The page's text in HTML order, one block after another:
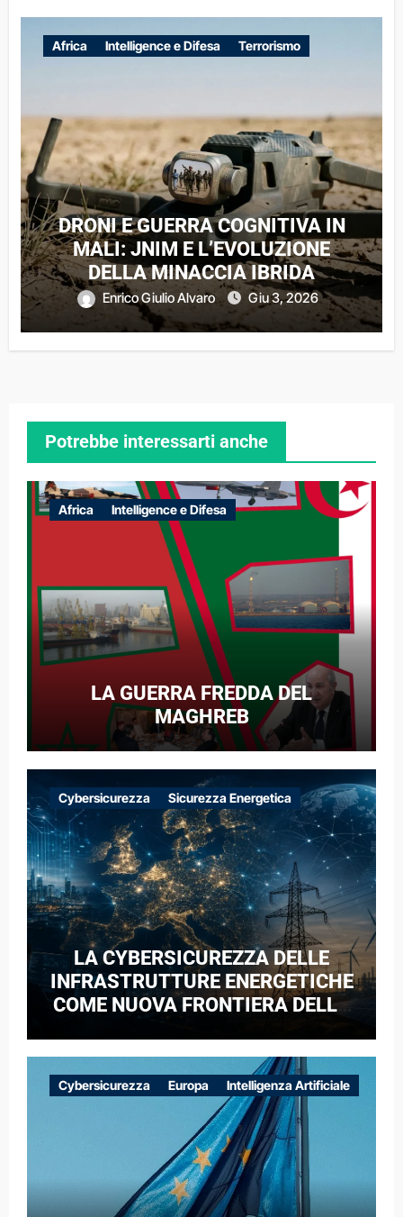
Africa Intelligence e Difesa Terrorismo
DRONI E GUERRA COGNITIVA IN
MALI: JNIM E L’EVOLUZIONE
DELLA MINACCIA IBRIDA
Enrico Giulio Alvaro Giu 3, 2026
Potrebbe interessarti anche
Africa Intelligence e Difesa
LA GUERRA FREDDA DEL
MAGHREB
Cybersicurezza Sicurezza Energetica
LA CYBERSICUREZZA DELLE
INFRASTRUTTURE ENERGETICHE
COME NUOVA FRONTIERA DELLA
CASO DELLE RETI ELETTRICHE
EUROPEE NEL CONTESTO DELLA
GUERRA IBRIDA
Cybersicurezza Europa Intelligenza Artificiale